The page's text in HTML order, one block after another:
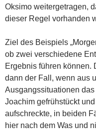
Oksimo weitergetragen,
dieser Regel vorhanden
Ziel des Beispiels
ob zwei verschiedene
Ergebnis führen können.
dann der Fall, wenn aus
Ausgangssituationen
Joachim gefrühstückt
aufschreckte, in beiden
hier nach dem Was und